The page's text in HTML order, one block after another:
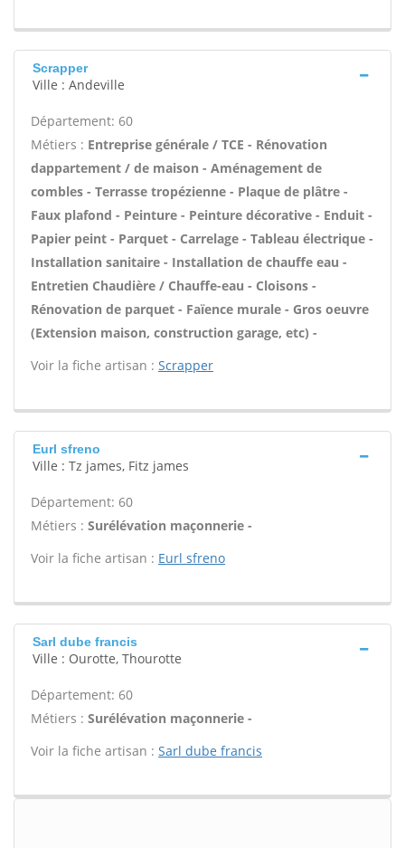
Scrapper
Ville : Andeville
Département: 60
Métiers : Entreprise générale / TCE - Rénovation
dappartement / de maison - Aménagement de
combles - Terrasse tropézienne - Plaque de plâtre -
Faux plafond - Peinture - Peinture décorative - Enduit -
Papier peint - Parquet - Carrelage - Tableau électrique -
Installation sanitaire - Installation de chauffe eau -
Entretien Chaudière / Chauffe-eau - Cloisons -
Rénovation de parquet - Faïence murale - Gros oeuvre
(Extension maison, construction garage, etc) -
Voir la fiche artisan : Scrapper
Eurl sfreno
Ville : Tz james, Fitz james
Département: 60
Métiers : Surélévation maçonnerie -
Voir la fiche artisan : Eurl sfreno
Sarl dube francis
Ville : Ourotte, Thourotte
Département: 60
Métiers : Surélévation maçonnerie -
Voir la fiche artisan : Sarl dube francis